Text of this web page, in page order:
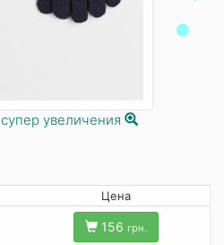
супер увеличения
Цена
156 грн.